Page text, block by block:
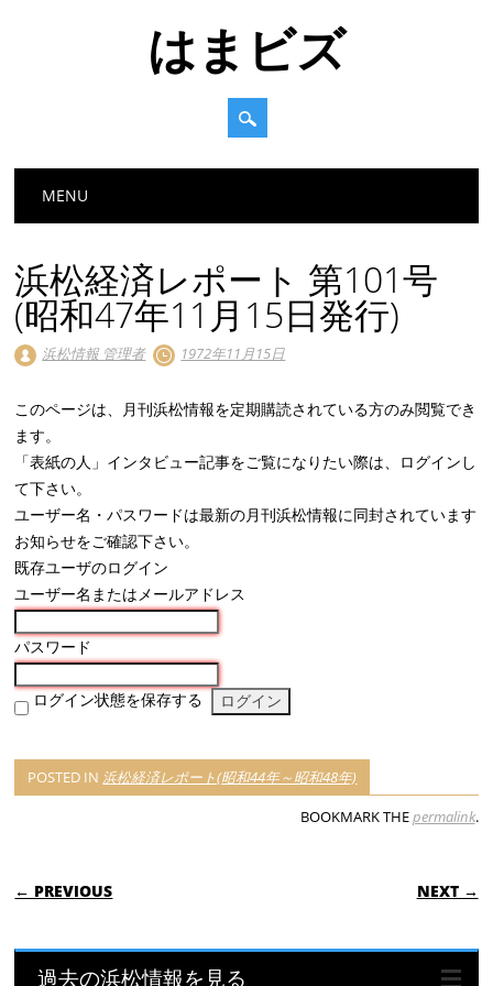
はまビズ
Main menu
MENU
浜松経済レポート 第101号
(昭和47年11月15日発行)
浜松情報 管理者 1972年11月15日
このページは、月刊浜松情報を定期購読されている方のみ閲覧でき
ます。
「表紙の人」インタビュー記事をご覧になりたい際は、ログインし
て下さい。
ユーザー名・パスワードは最新の月刊浜松情報に同封されています
お知らせをご確認下さい。
既存ユーザのログイン
ユーザー名またはメールアドレス
パスワード
ログイン状態を保存する
POSTED IN 浜松経済レポート(昭和44年～昭和48年)
BOOKMARK THEpermalink.
POST NAVIGATION
← PREVIOUS NEXT →
過去の浜松情報を見る